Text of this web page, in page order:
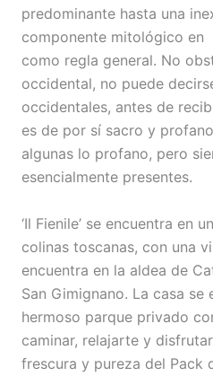
predominante hasta una
componente mitológico en
como regla general. No
occidental, no puede
occidentales, antes de
es de por sí sacro y
algunas lo profano, pero
esencialmente presentes.
‘Il Fienile’ se encuentra en
colinas toscanas, con una
encuentra en la aldea de
San Gimignano. La casa
hermoso parque privado
caminar, relajarte y
frescura y pureza del Pack